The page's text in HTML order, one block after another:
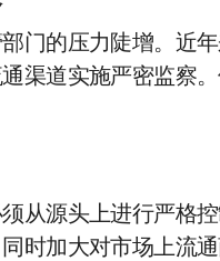
门的压力陡增。近
渠道实施严密监察
从源头上进行严格
时加大对市场上流